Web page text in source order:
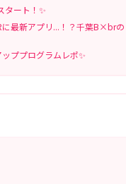
タート！✨
に最新アプリ...！？千葉B×br
ププログラムレポ✨